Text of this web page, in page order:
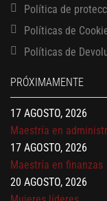
Política de
Políticas de
Políticas de
PRÓXIMAMENTE
13 AGOSTO, 2026
Finanzas para no
Gerencia de
17 AGOSTO, 2026
Maestría en
17 AGOSTO, 2026
Maestría en finanzas
20 AGOSTO, 2026
Mujeres líderes